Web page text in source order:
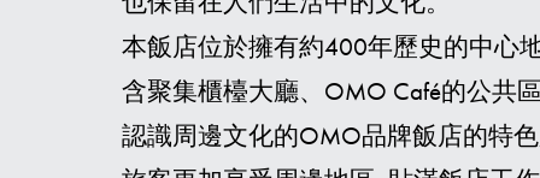
本飯店位於擁有約400年歷史的中心
含聚集櫃檯大廳、OMO Café的公共
認識周邊文化的OMO品牌飯店的特